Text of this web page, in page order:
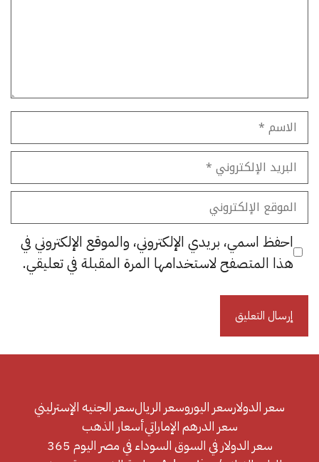
الاسم
البريد
الإلكتروني
الموقع
الإلكتروني
احفظ اسمي، بريدي الإلكتروني، والموقع الإلكتروني في
هذا المتصفح لاستخدامها المرة المقبلة في تعليقي.
سعر الدولارسعر اليوروسعر الريالسعر الجنيه الإسترليني
سعر الدرهم الإماراتيأسعار الذهب
سعر الدولار في السوق السوداء في مصر اليوم 365